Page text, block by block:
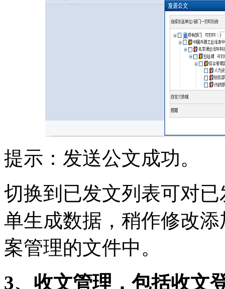
提示：发送公文成功。
切换到已发文列表可对
单生成数据，稍作修改
案管理的文件中。
3、收文管理，包括收文